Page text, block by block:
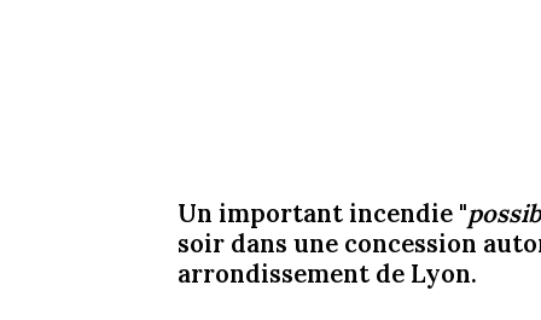
Un important incendie "
soir dans une concession
arrondissement de Lyon.